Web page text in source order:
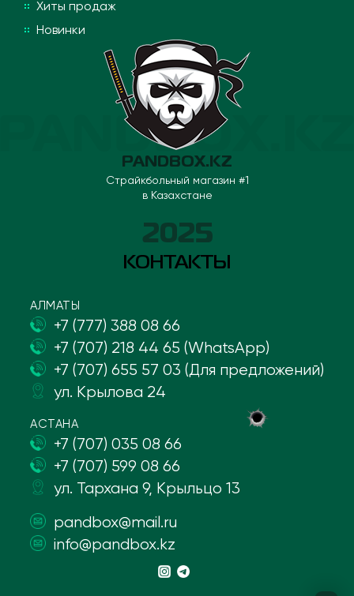
Хиты продаж
Новинки
PANDBOX.KZ
Страйкбольный магазин #1
в Казахстане
2025
КОНТАКТЫ
АЛМАТЫ
+7 (777) 388 08 66
+7 (707) 218 44 65 (WhatsApp)
+7 (707) 655 57 03 (Для предложений)
ул. Крылова 24
АСТАНА
+7 (707) 035 08 66
+7 (707) 599 08 66
ул. Тархана 9, Крыльцо 13
pandbox@mail.ru
info@pandbox.kz